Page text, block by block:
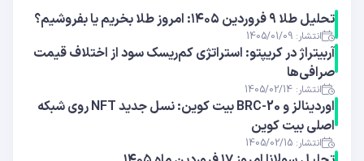
تحلیل طلا ۹ فروردین ۱۴۰۵: امروز طلا بخریم یا بفروشیم؟
انتشار: 1405/01/09
آربیتراژ در کریپتو: استراتژی کم‌ریسک سود از اختلاف قیمت
صرافی‌ها
انتشار: 1405/02/14
اوردینالز و BRC-20 بیت کوین: نسل جدید NFT روی شبکه
اصلی بیت کوین
انتشار: 1405/02/15